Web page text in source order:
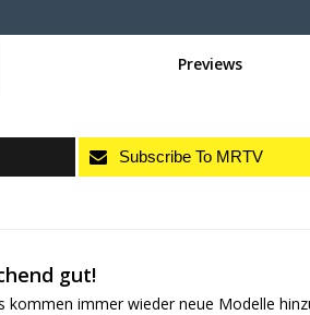
Previews
Subscribe To MRTV
gut!
kommen immer wieder neue Modelle